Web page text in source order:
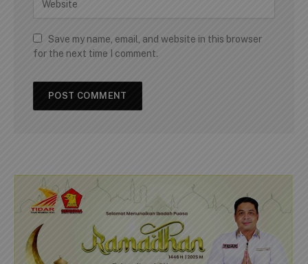
Save my name, email, and website in this browser
for the next time I comment.